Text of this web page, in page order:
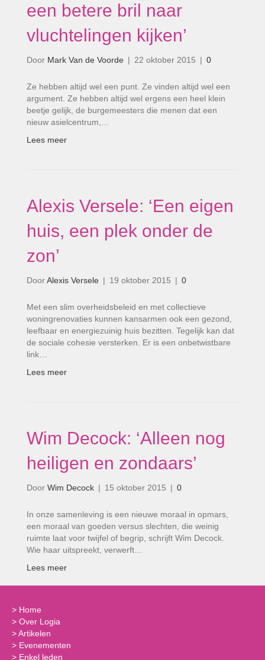
een betere bril naar
vluchtelingen kijken’
Door Mark Van de Voorde | 22 oktober 2015 | 0
Ze hebben altijd wel een punt. Ze vinden altijd wel een
argument. Ze hebben altijd wel ergens een heel klein
beetje gelijk, de burgemeesters die menen dat een
nieuw asielcentrum,…
Lees meer
Alexis Versele: ‘Een eigen
huis, een plek onder de
zon’
DoorAlexis Versele | 19 oktober 2015 | 0
Met een slim overheidsbeleid en met collectieve
woningrenovaties kunnen kansarmen ook een gezond,
leefbaar en energiezuinig huis bezitten. Tegelijk kan dat
de sociale cohesie versterken. Er is een onbetwistbare
link…
Lees meer
Wim Decock: ‘Alleen nog
heiligen en zondaars’
Door Wim Decock | 15 oktober 2015 | 0
In onze samenleving is een nieuwe moraal in opmars,
een moraal van goeden versus slechten, die weinig
ruimte laat voor twijfel of begrip, schrijft Wim Decock.
Wie haar uitspreekt, verwerft…
Lees meer
> Home
> Over Logia
>Artikelen
> Evenementen
> Enkel leden